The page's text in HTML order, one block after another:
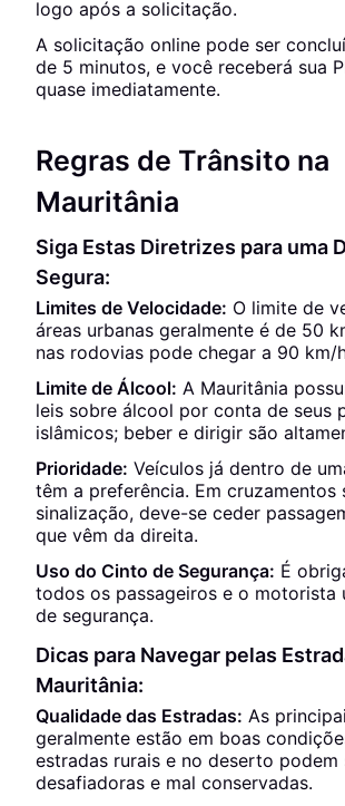
logo após a solicitação.
A solicitação online pode ser
de 5 minutos, e você receberá sua
quase imediatamente.
Regras de Trânsito na
Mauritânia
Siga Estas Diretrizes para uma
Segura:
Limites de Velocidade: O limite de
áreas urbanas geralmente é de 50
nas rodovias pode chegar a 90 km/
Limite de Álcool: A Mauritânia
leis sobre álcool por conta de seus
islâmicos; beber e dirigir são
Prioridade: Veículos já dentro de
têm a preferência. Em cruzamentos
sinalização, deve-se ceder
que vêm da direita.
Uso do Cinto de Segurança: É
todos os passageiros e o motorista
de segurança.
Dicas para Navegar pelas
Mauritânia:
Qualidade das Estradas: As
geralmente estão em boas
estradas rurais e no deserto podem
desafiadoras e mal conservadas.